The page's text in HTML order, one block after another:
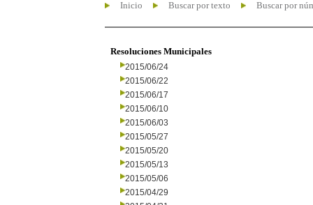
Inicio Buscar por texto Buscar por
Resoluciones Municipales
2015/06/24
2015/06/22
2015/06/17
2015/06/10
2015/06/03
2015/05/27
2015/05/20
2015/05/13
2015/05/06
2015/04/29